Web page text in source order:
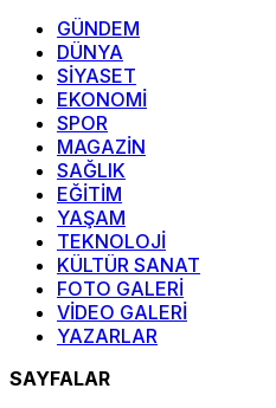
GÜNDEM
DÜNYA
SİYASET
EKONOMİ
SPOR
MAGAZİN
SAĞLIK
EĞİTİM
YAŞAM
TEKNOLOJİ
KÜLTÜR SANAT
FOTO GALERİ
VİDEO GALERİ
YAZARLAR
SAYFALAR